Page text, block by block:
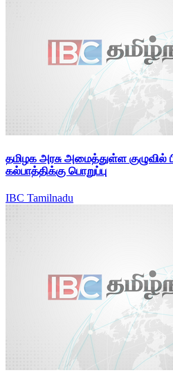
தமிழக அரசு அமைத்துள்ள குழுவில்
கல்பாத்திக்கு பொறுப்பு
IBC Tamilnadu